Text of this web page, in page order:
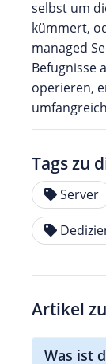
selbst um
kümmert,
managed
Befugnisse
operieren,
Tags zu
Server
Artikel
Was ist